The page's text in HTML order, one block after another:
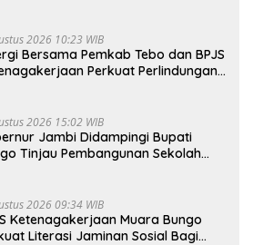
2026 10:23 WIB
Bersama Pemkab Tebo dan BPJS
Perkuat Perlindungan
2026 15:02 WIB
Jambi Didampingi Bupati
Tinjau Pembangunan Sekolah
2026 09:34 WIB
Ketenagakerjaan Muara Bungo
Literasi Jaminan Sosial Bagi